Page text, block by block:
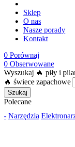
Sklep
O nas
Nasze porady
Kontakt
0 Porównaj
0 Obserwowane
Wyszukaj 🔥 piły i
🔥 świece zapachowe
Szukaj
Polecane
- Narzędzia